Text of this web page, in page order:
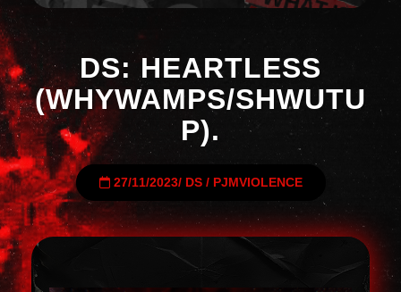
DS: HEARTLESS
(WHYWAMPS/SHWUTU
P).
27/11/2023/ DS/ PJMVIOLENCE